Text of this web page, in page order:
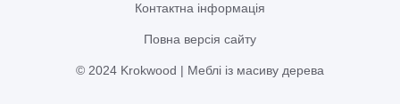
Контактна інформація
Повна версія сайту
© 2024 Krokwood | Меблі із масиву дерева